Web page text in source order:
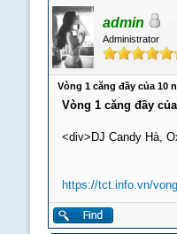
admin
Administrator
Vòng 1 căng đầy của 10
Vòng 1 căng đầy
<div>DJ Candy Hà,
https://tct.info.vn/